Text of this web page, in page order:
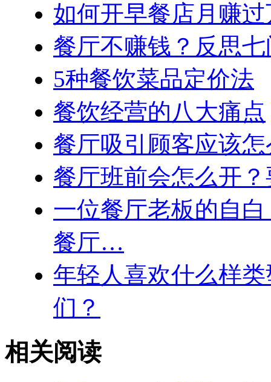
如何开早餐店月赚过
餐厅不赚钱？反思七
5种餐饮菜品定价法
餐饮经营的八大痛点
餐厅吸引顾客应该
餐厅班前会怎么开
一位餐厅老板的自
餐厅…
年轻人喜欢什么样
们？
相关阅读